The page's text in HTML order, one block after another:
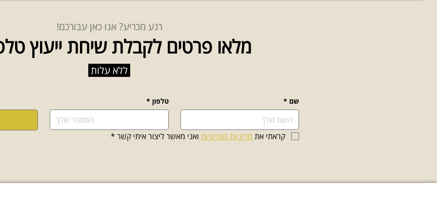
רגע מכריע? אנו כאן עבורכם!
מלאו פרטים לקבלת שיחת ייעוץ
ללא עלות
שם * טלפון *
קראתי את מדיניות הפרטיות ואני מאשר ליצור איתי קשר *